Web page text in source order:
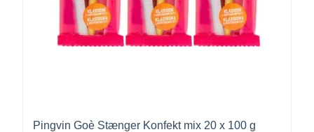
Pingvin Goè Stænger Konfekt mix 20 x 100 g